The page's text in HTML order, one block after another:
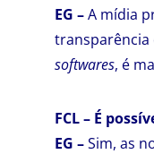
EG –A mídia
transparência
softwares, é
FCL – É
EG –Sim, as